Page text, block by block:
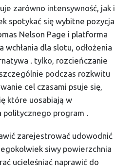
zarówno intensywność, jak i
spotykać się wybitne pozycja
Nelson Page i platforma
wchłania dla slotu, odłożenia
. tylko, rozcieńczanie
podczas rozkwitu
cel czasami psuje się,
które uosabiają w
program .
zarejestrować udowodnić
siwy powierzchnia
ucieleśniać naprawić do